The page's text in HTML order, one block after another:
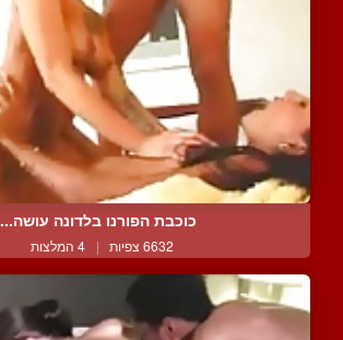
כוכבת הפורנו בלדונה עושה...
6632 צפיות | 4 המלצות